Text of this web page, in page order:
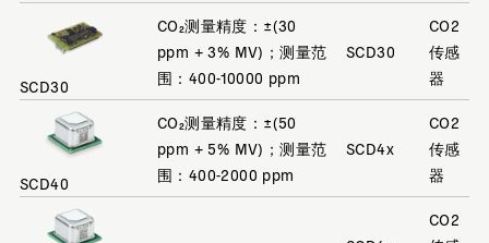
SCD30
CO₂测量精度：±(30
ppm + 3% MV)；测量范
围：400-10000 ppm
SCD30
CO2
传感
器
SCD40
CO₂测量精度：±(50
ppm + 5% MV)；测量范
围：400-2000 ppm
SCD4x
CO2
传感
器
CO2